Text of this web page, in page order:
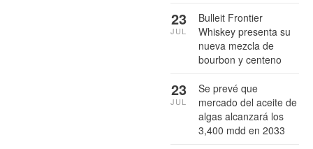
Bulleit Frontier
Whiskey presenta su
nueva mezcla de
bourbon y centeno
23
JUL
Se prevé que
mercado del aceite de
algas alcanzará los
3,400 mdd en 2033
23
JUL